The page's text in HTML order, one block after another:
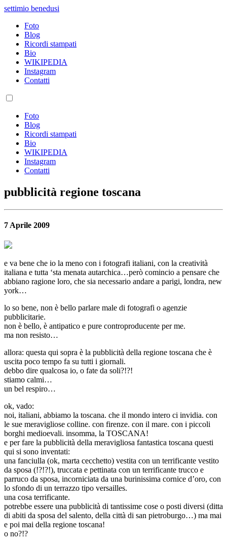
settimio benedusi
Foto
Blog
Ricordi stampati
Bio
WIKIPEDIA
Instagram
Contatti
Foto
Blog
Ricordi stampati
Bio
WIKIPEDIA
Instagram
Contatti
pubblicità regione toscana
7 Aprile 2009
e va bene che io la meno con i fotografi italiani, con la creatività
italiana e tutta ‘sta menata autarchica…però comincio a pensare che
abbiano ragione loro, che sia necessario andare a parigi, londra, new
york…
lo so bene, non è bello parlare male di fotografi o agenzie
pubblicitarie.
non è bello, è antipatico e pure controproducente per me.
ma non resisto…
allora: questa qui sopra è la pubblicità della regione toscana che è
uscita poco tempo fa su tutti i giornali.
debbo dire qualcosa io, o fate da soli?!?!
stiamo calmi…
un bel respiro…
ok, vado:
noi, italiani, abbiamo la toscana. che il mondo intero ci invidia. con
le sue meravigliose colline. con firenze. con il mare. con i piccoli
borghi medioevali. insomma, la TOSCANA!
e per fare la pubblicità della meravigliosa fantastica toscana questi
qui si sono inventati:
una fanciulla (ok, marta cecchetto) vestita con un terrificante vestito
da sposa (!?!?!), truccata e pettinata con un terrificante trucco e
parruco da sposa, incorniciata da una burinissima cornice d’oro, con
lo sfondo di un terrazzo tipo versailles.
una cosa terrificante.
potrebbe essere una pubblicità di tantissime cose o posti diversi (ditta
di abiti da sposa del salento, della città di san pietroburgo…) ma mai
e poi mai della regione toscana!
o no?!?